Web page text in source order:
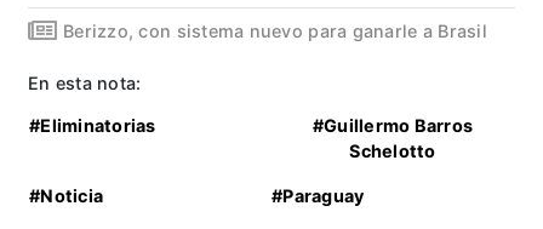
Berizzo, con sistema nuevo para ganarle a Brasil
En esta nota:
#Eliminatorias
#Guillermo Barros
Schelotto
#Noticia #Paraguay